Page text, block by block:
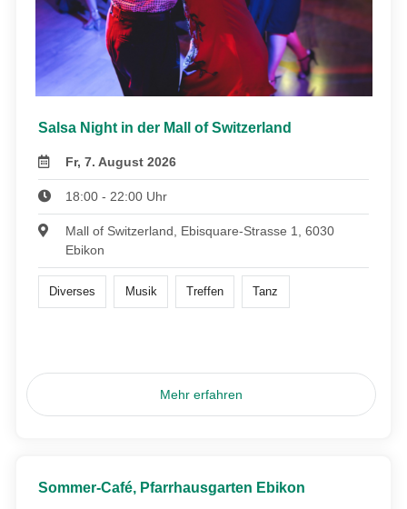
Salsa Night in der Mall of Switzerland
Fr, 7. August 2026
18:00 - 22:00 Uhr
Mall of Switzerland, Ebisquare-Strasse 1, 6030
Ebikon
Diverses Musik Treffen Tanz
Mehr erfahren
Sommer-Café, Pfarrhausgarten Ebikon